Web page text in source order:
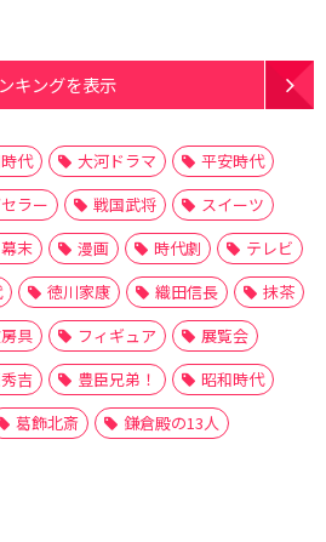
キングを表示
代 大河ドラマ
平安時代
ラー 戦国武将
スイーツ
幕末 漫画 時代劇
テレビ
徳川家康 織田信長
抹茶
具 フィギュア
展覧会
吉 豊臣兄弟！
昭和時代
葛飾北斎 鎌倉殿の13人